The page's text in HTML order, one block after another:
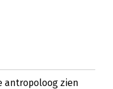
antropoloog zien